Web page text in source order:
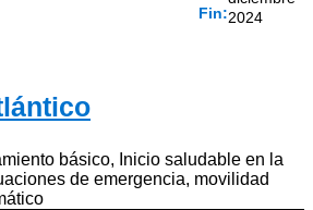
Fin:2024
básico, Inicio saludable en la
de emergencia, movilidad